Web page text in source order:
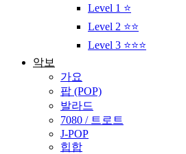
Level 1 ⭐
Level 2 ⭐⭐
Level 3 ⭐⭐⭐
악보
가요
팝 (POP)
발라드
7080 / 트로트
J-POP
힙합